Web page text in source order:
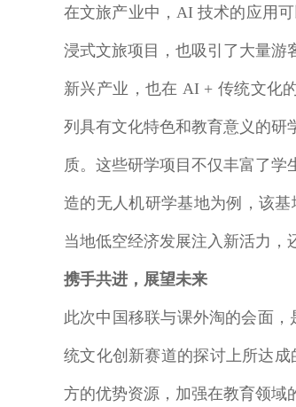
在文旅产业中，AI 技术的应用
浸式文旅项目，也吸引了大量游
新兴产业，也在 AI + 传统文化
列具有文化特色和教育意义的研
质。这些研学项目不仅丰富了
造的无人机研学基地为例，该
当地低空经济发展注入新活力，
携手共进，展望未来
此次中国移联与课外淘的会面
统文化创新赛道的探讨上所达
方的优势资源，加强在教育领域